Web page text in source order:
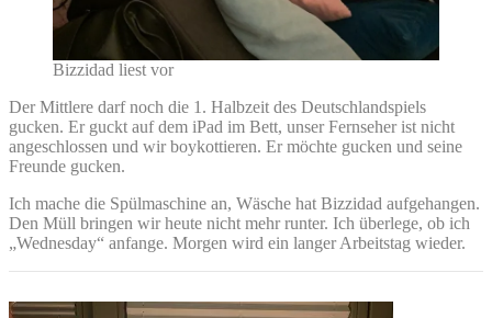
Bizzidad liest vor
Der Mittlere darf noch die 1. Halbzeit des Deutschlandspiels
gucken. Er guckt auf dem iPad im Bett, unser Fernseher ist nicht
angeschlossen und wir boykottieren. Er möchte gucken und seine
Freunde gucken.
Ich mache die Spülmaschine an, Wäsche hat Bizzidad aufgehangen.
Den Müll bringen wir heute nicht mehr runter. Ich überlege, ob ich
„Wednesday“ anfange. Morgen wird ein langer Arbeitstag wieder.